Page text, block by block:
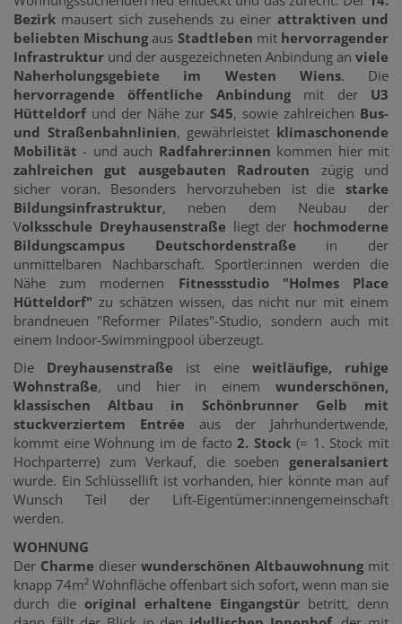
Bezirk mausert sich zusehends zu einer attraktiven und
beliebten Mischung aus Stadtleben mit hervorragender
Infrastruktur und der ausgezeichneten Anbindung an viele
Naherholungsgebiete im Westen Wiens. Die
hervorragende öffentliche Anbindungmit der U3
Hütteldorf und der Nähe zur S45, sowie zahlreichen Bus-
und Straßenbahnlinien, gewährleistet klimaschonende
Mobilität - und auch Radfahrer:innen kommen hier mit
zahlreichen gut ausgebauten Radrouten zügig und
sicher voran. Besonders hervorzuheben ist die starke
Bildungsinfrastruktur, neben dem Neubau der
Volksschule Dreyhausenstraße liegt der hochmoderne
Bildungscampus Deutschordenstraße in der
unmittelbaren Nachbarschaft. Sportler:innen werden die
Nähe zum modernen Fitnessstudio "Holmes Place
Hütteldorf" zu schätzen wissen, das nicht nur mit einem
brandneuen "Reformer Pilates"-Studio, sondern auch mit
einem Indoor-Swimmingpool überzeugt.
Die Dreyhausenstraße ist eine weitläufige, ruhige
Wohnstraße, und hier in einem wunderschönen,
klassischen Altbau in Schönbrunner Gelb mit
stuckverziertem Entrée aus der Jahrhundertwende,
kommt eine Wohnung im de facto2. Stock (= 1. Stock mit
Hochparterre) zum Verkauf, die soeben generalsaniert
wurde. Ein Schlüssellift ist vorhanden, hier könnte man auf
Wunsch Teil der Lift-Eigentümer:innengemeinschaft
werden.
WOHNUNG
Der Charme dieser wunderschönen Altbauwohnung mit
knapp 74m² Wohnfläche offenbart sich sofort, wenn man sie
durch die original erhaltene Eingangstür betritt, denn